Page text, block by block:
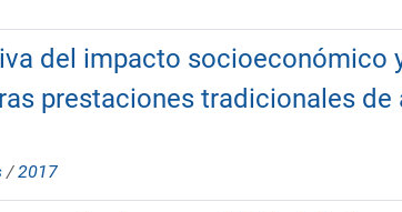
del impacto socioeconómico
prestaciones tradicionales
/2017